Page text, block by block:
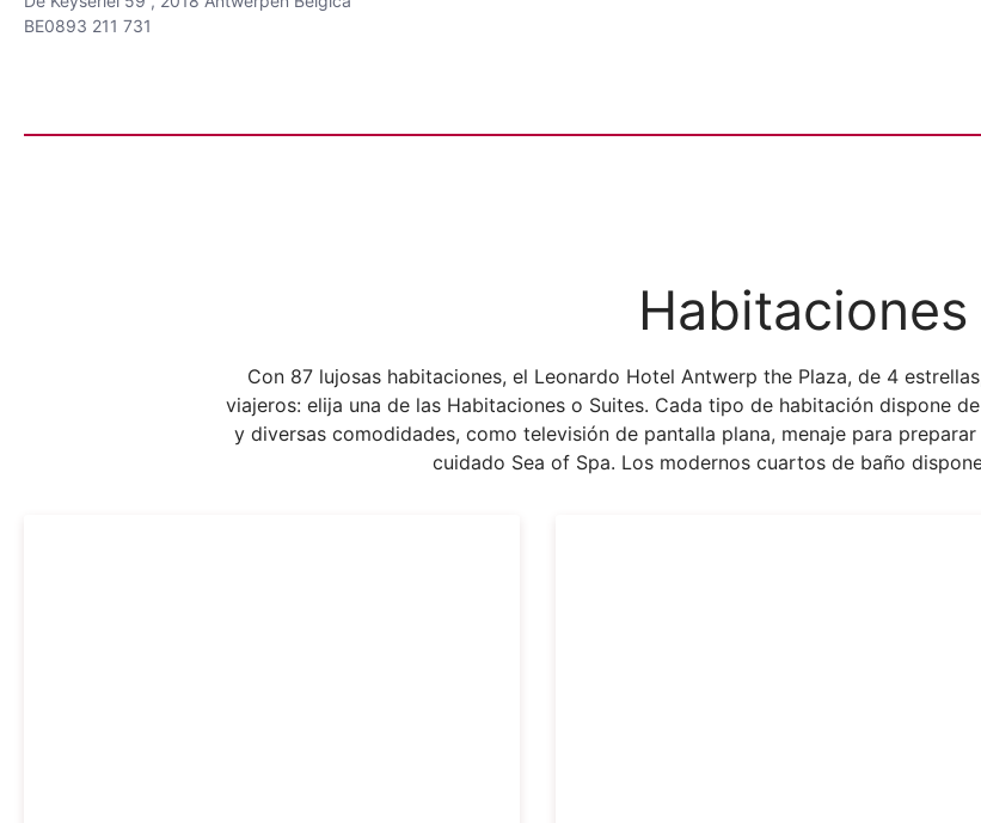
BE0893 211 731
Habitaciones
Con 87 lujosas habitaciones, el Leonardo Hotel Antwerp the Plaza, de 4
viajeros: elija una de las Habitaciones o Suites. Cada tipo de habitación dispone
y diversas comodidades, como televisión de pantalla plana, menaje para
cuidado Sea of Spa. Los modernos cuartos de baño